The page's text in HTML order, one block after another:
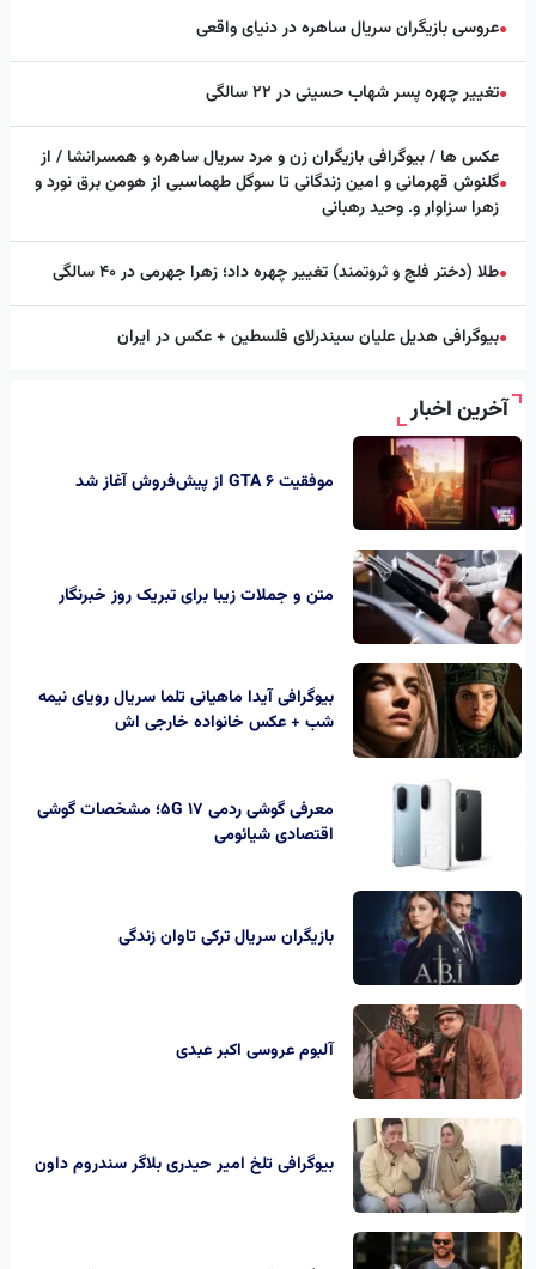
●عروسی بازیگران سریال ساهره در دنیای واقعی
●تغییر چهره پسر شهاب حسینی در ۲۲ سالگی
●
عکس ها / بیوگرافی بازیگران زن و مرد سریال ساهره و همسرانشا / از
گلنوش قهرمانی و امین زندگانی تا سوگل طهماسبی از هومن برق نورد و
زهرا سزاوار و. وحید رهبانی
●طلا (دختر فلج و ثروتمند) تغییر چهره داد؛ زهرا جهرمی در ۴۰ سالگی
●بیوگرافی هدیل علیان سیندرلای فلسطین + عکس در ایران
آخرین اخبار
موفقیت GTA 6 از پیش‌فروش آغاز شد
متن و جملات زیبا برای تبریک روز خبرنگار
بیوگرافی آیدا ماهیانی تلما سریال رویای نیمه
شب + عکس خانواده خارجی اش
معرفی گوشی ردمی 17 5G؛ مشخصات گوشی
اقتصادی شیائومی
بازیگران سریال ترکی تاوان زندگی
آلبوم عروسی اکبر عبدی
بیوگرافی تلخ امیر حیدری بلاگر سندروم داون